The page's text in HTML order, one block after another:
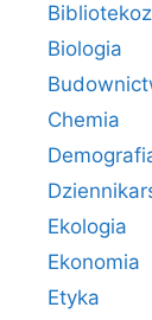
Biologia
Chemia
Ekologia
Ekonomia
Etyka